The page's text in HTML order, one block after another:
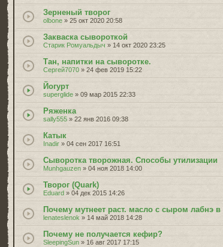
Зерненый творог
olbone » 25 окт 2020 20:58
Закваска сывороткой
Старик Ромуальдыч » 14 окт 2020 23:25
Тан, напитки на сыворотке.
Сергей7070 » 24 фев 2019 15:22
Йогурт
superglide » 09 мар 2015 22:33
Ряженка
sally555 » 22 янв 2016 09:38
Катык
Inadir » 04 сен 2017 16:51
Сыворотка творожная. Способы утилизации
Munhgauzen » 04 ноя 2018 14:00
Творог (Quark)
Eduard » 04 дек 2015 14:26
Почему мутнеет раст. масло с сыром лабнэ в
lenateslenok » 14 май 2018 14:28
Почему не получается кефир?
SleepingSun » 16 авг 2017 17:15